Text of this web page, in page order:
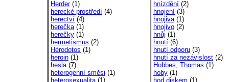
Herder(1)
herecké prostředí (4)
herectví (4)
herečka(1)
herečky (1)
hermetismus (2)
Hérodotos (1)
heroin (1)
hesla(7)
heterogenní směsi (1)
heterosexualita(1)
hnízdění (2)
hnojení (3)
hnojiva(1)
hnojivo (2)
hnůj (1)
hnutí (6)
hnutí odporu (3)
hnutí za nezávislost (2)
Hobbes, Thomas (1)
hoby (1)
hod diskem (1)